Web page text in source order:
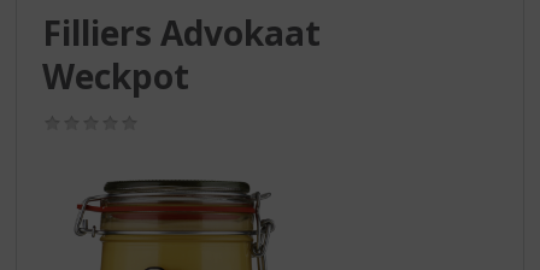
Filliers Advokaat
Weckpot